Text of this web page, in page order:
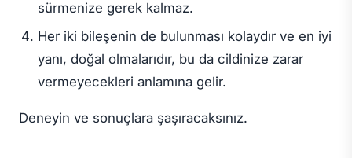
sürmenize gerek kalmaz.
Her iki bileşenin de bulunması kolaydır ve en iyi
yanı, doğal olmalarıdır, bu da cildinize zarar
vermeyecekleri anlamına gelir.
Deneyin ve sonuçlara şaşıracaksınız.